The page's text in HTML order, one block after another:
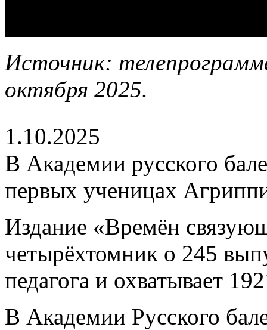
Источник:
октября 2025.
1.10.2025
В Академии русского
первых ученицах
Издание «Времён
четырёхтомник о 245
педагога и охватывает
В Академии Русского